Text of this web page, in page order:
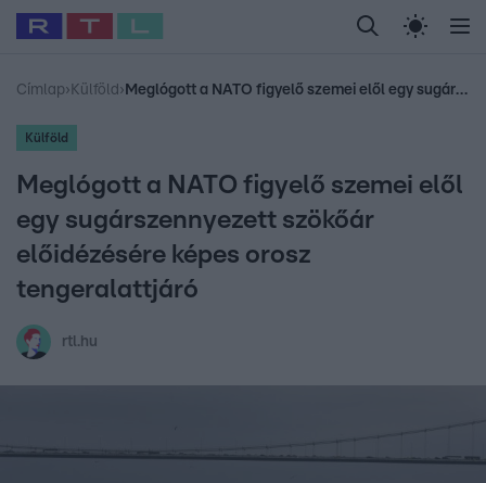
Legfrissebb RTL Híradó Randi Celeb vagyok,
Babits Marcella Most Wanted Gallusz
Címlap› Külföld › Meglógott a NATO figyelő szemei elől egy sugárszennyezett szökőár előidézésére képes orosz tengeralattjáró
Külföld
Meglógott a NATO figyelő szemei elől
egy sugárszennyezett szökőár
előidézésére képes orosz
tengeralattjáró
rtl.hu